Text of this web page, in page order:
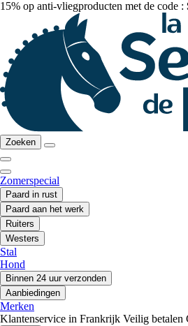
15% op anti-vliegproducten met de code :
Zoeken
Zomerspecial
Paard in rust
Paard aan het werk
Ruiters
Westers
Stal
Hond
Binnen 24 uur verzonden
Aanbiedingen
Merken
Klantenservice in Frankrijk Veilig betalen